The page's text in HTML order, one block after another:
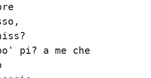
pi? a me che